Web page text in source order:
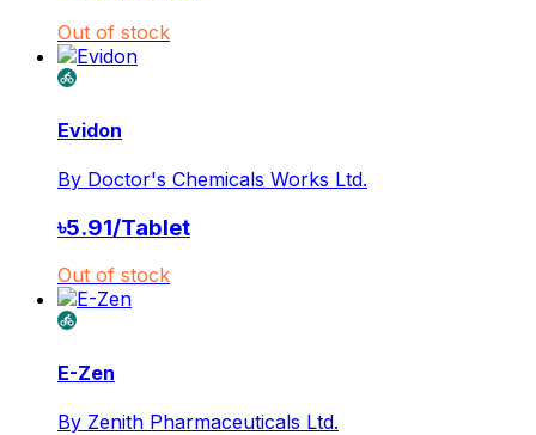
Out of stock
Evidon
By Doctor's Chemicals Works Ltd.
৳5.91/Tablet
Out of stock
E-Zen
By Zenith Pharmaceuticals Ltd.